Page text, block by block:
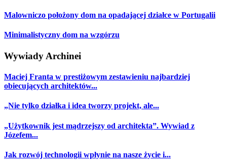
Malowniczo położony dom na opadającej działce w Portugalii
Minimalistyczny dom na wzgórzu
Wywiady Archinei
Maciej Franta w prestiżowym zestawieniu najbardziej
obiecujących architektów...
„Nie tylko działka i idea tworzy projekt, ale...
„Użytkownik jest mądrzejszy od architekta”. Wywiad z
Józefem...
Jak rozwój technologii wpłynie na nasze życie i...